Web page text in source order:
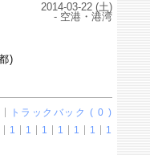
2014-03-22 (土)
- 空港・港湾
)
トラックバック ( 0 )
1 1 1 1 1 1 1